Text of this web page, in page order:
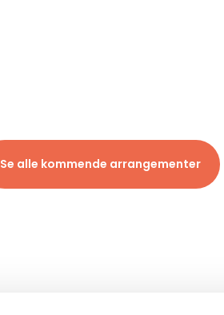
Se alle kommende arrangementer